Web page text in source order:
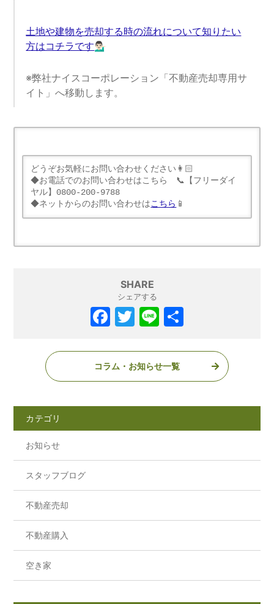
土地や建物を売却する時の流れについて知りたい
方はコチラです💁🏻‍♂️
※弊社ナイスコーポレーション「不動産売却専用サ
イト」へ移動します。
どうぞお気軽にお問い合わせください👩🏻
◆お電話でのお問い合わせはこちら　📞【フリーダイ
ヤル】0800-200-9788
◆ネットからのお問い合わせはこちら 📱
SHARE
シェアする
コラム・お知らせ一覧
カテゴリ
お知らせ
スタッフブログ
不動産売却
不動産購入
空き家